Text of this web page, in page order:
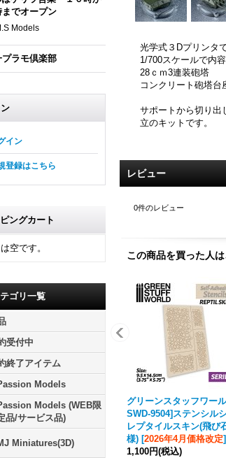
までオープン
Models
プラモ倶楽部
イン
登録はこちら
ングカート
空です。
ゴリ一覧
受付中
終了アイテム
Models
Models (WEB限
品/サービス品)
Miniatures(3D)
光学式３Dプリンタ
1/700スケールで内
28ｃｍ3連装砲塔
コンクリート砲塔台
サポートから切り出
立のキットです。
レビュー
0件のレビュー
この商品を買った人
グリーンスタッフワー
SWD-9504]ステンシル
レプタイルスキン(飛び
様) [2026年4月価格改定]
1,100円(税込)